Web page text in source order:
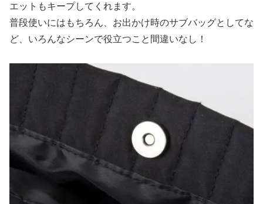
エットもキープしてくれます。
普段使いにはもちろん、お出かけ時のサブバッグとしてな
ど、いろんなシーンで役立つこと間違いなし！